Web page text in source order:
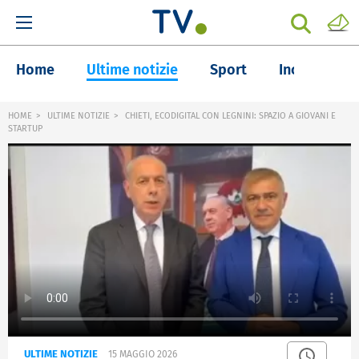
Home Ultime notizie Sport Inchieste
HOME ULTIME NOTIZIE
CHIETI, ECODIGITAL CON LEGNINI: SPAZIO A GIOVANI E
STARTUP
ULTIME NOTIZIE 15 MAGGIO 2026